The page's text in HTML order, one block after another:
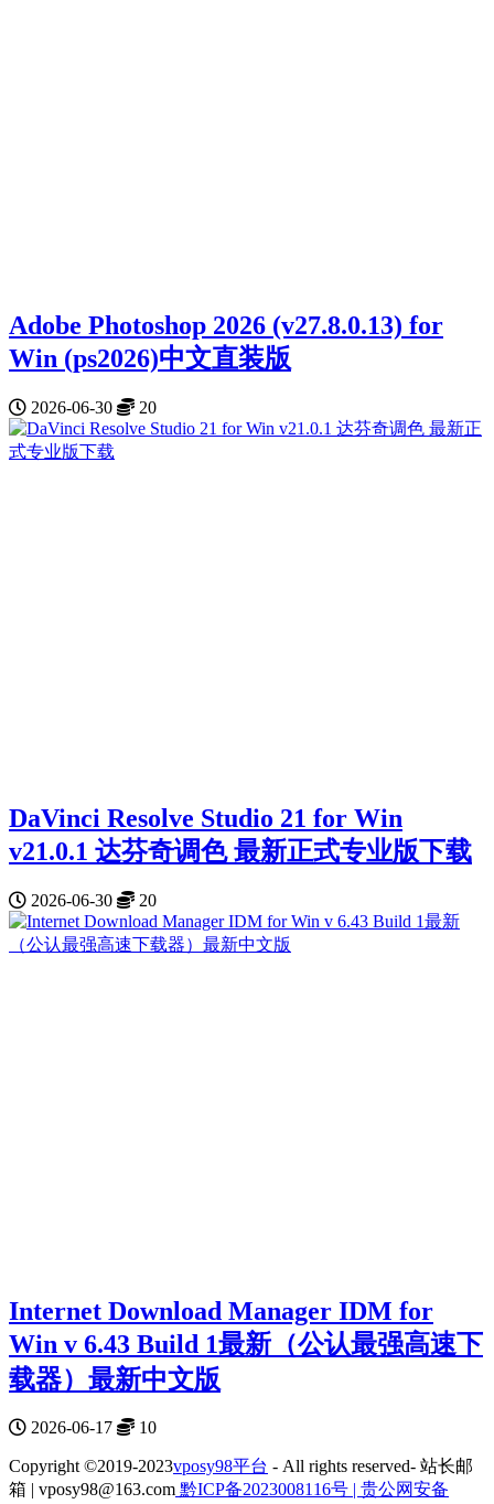
Adobe Photoshop 2026 (v27.8.0.13) for
Win (ps2026)中文直装版
2026-06-30 20
DaVinci Resolve Studio 21 for Win
v21.0.1 达芬奇调色 最新正式专业版下载
2026-06-30 20
Internet Download Manager IDM for
Win v 6.43 Build 1最新（公认最强高速下
载器）最新中文版
2026-06-17 10
Copyright ©2019-2023vposy98平台 - All rights reserved- 站长邮
箱 | vposy98@163.com 黔ICP备2023008116号 | 贵公网安备